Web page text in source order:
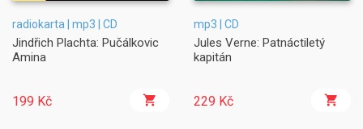
radiokarta | mp3 | CD
Jindřich Plachta: Pučálkovic
Amina
199 Kč
mp3 | CD
Jules Verne: Patnáctiletý
kapitán
229 Kč